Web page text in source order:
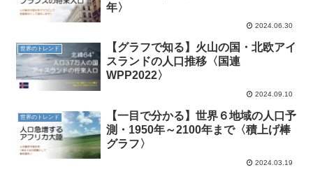
年〉
2024.06.30
世界のトレンド
【グラフで知る】火山の国・北欧アイ
スランドの人口推移〈国連
WPP2022〉
2024.09.10
世界のトレンド
【一目で分かる】世界６地域の人口予
測・1950年～2100年まで〈積上げ棒
グラフ〉
2024.03.19